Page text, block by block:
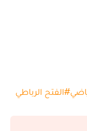
#الفتح الرباطي